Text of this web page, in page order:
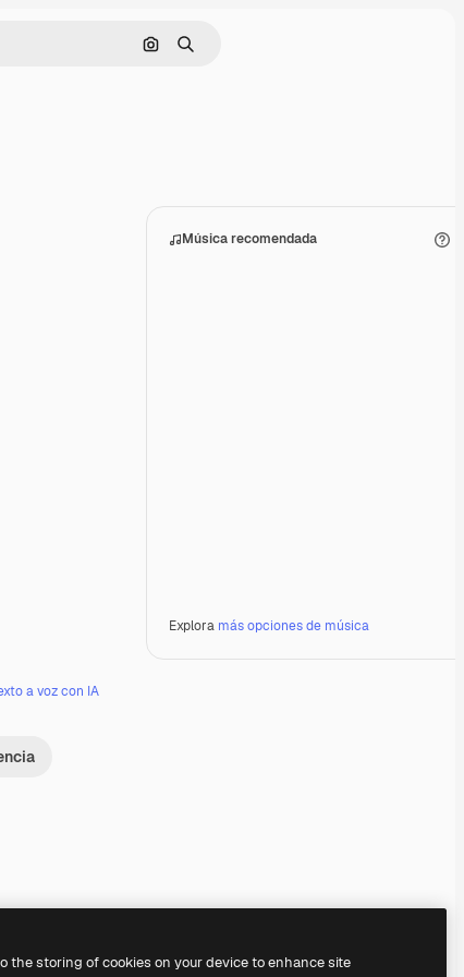
Buscar por imagen
Buscar
a voz con IA
Música recomendada
Explora más opciones de música
the storing of cookies on your device to enhance site